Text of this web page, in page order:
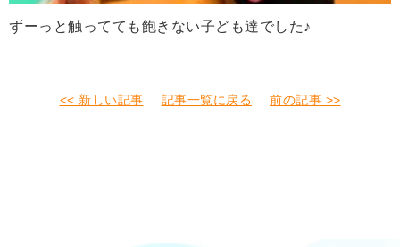
ずーっと触ってても飽きない子ども達でした♪
<< 新しい記事 記事一覧に戻る 前の記事 >>